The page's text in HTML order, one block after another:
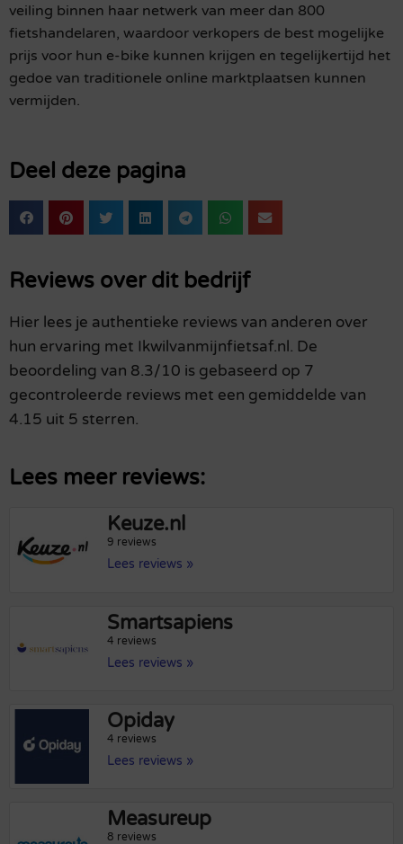
veiling binnen haar netwerk van meer dan 800
fietshandelaren, waardoor verkopers de best mogelijke
prijs voor hun e-bike kunnen krijgen en tegelijkertijd het
gedoe van traditionele online marktplaatsen kunnen
vermijden.
Deel deze pagina
Reviews over dit bedrijf
Hier lees je authentieke reviews van anderen over
hun ervaring met Ikwilvanmijnfietsaf.nl. De
beoordeling van 8.3/10 is gebaseerd op 7
gecontroleerde reviews met een gemiddelde van
4.15 uit 5 sterren.
Lees meer reviews:
Keuze.nl
9 reviews
Lees reviews »
Smartsapiens
4 reviews
Lees reviews »
Opiday
4 reviews
Lees reviews »
Measureup
8 reviews